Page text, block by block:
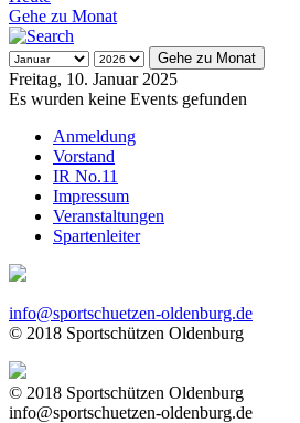
Gehe zu Monat
Gehe zu Monat
Freitag, 10. Januar 2025
Es wurden keine Events gefunden
Anmeldung
Vorstand
IR No.11
Impressum
Veranstaltungen
Spartenleiter
info@sportschuetzen-oldenburg.de
© 2018 Sportschützen Oldenburg
© 2018 Sportschützen Oldenburg
info@sportschuetzen-oldenburg.de